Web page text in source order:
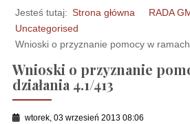
Jesteś tutaj: Strona główna
RADA
Uncategorised
Wnioski o przyznanie pomocy w
Wnioski o przyznanie
działania 4.1/413
wtorek, 03 wrzesień 2013 08:06